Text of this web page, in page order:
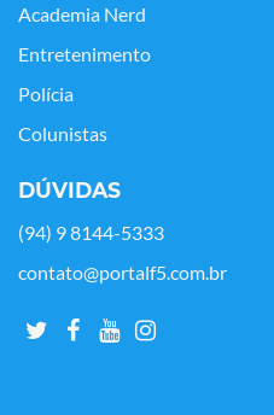
Academia Nerd
Entretenimento
Polícia
Colunistas
DÚVIDAS
(94) 9 8144-5333
contato@portalf5.com.br